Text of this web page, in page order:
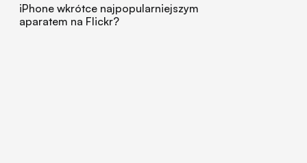
iPhone wkrótce najpopularniejszym
aparatem na Flickr?